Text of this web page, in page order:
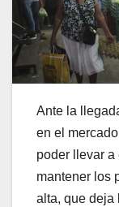
Ante la
en el
poder llevar a
mantener los
alta, que deja